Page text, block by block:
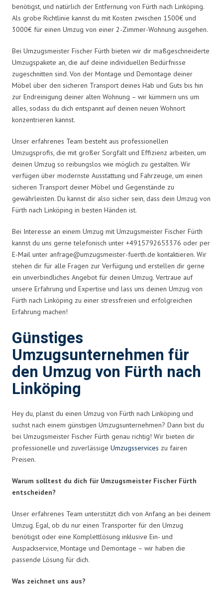
benötigst, und natürlich der Entfernung von Fürth nach Linköping.
Als grobe Richtlinie kannst du mit Kosten zwischen 1500€ und
3000€ für einen Umzug von einer 2-Zimmer-Wohnung ausgehen.
Bei Umzugsmeister Fischer Fürth bieten wir dir maßgeschneiderte
Umzugspakete an, die auf deine individuellen Bedürfnisse
zugeschnitten sind. Von der Montage und Demontage deiner
Möbel über den sicheren Transport deines Hab und Guts bis hin
zur Endreinigung deiner alten Wohnung – wir kümmern uns um
alles, sodass du dich entspannt auf deinen neuen Wohnort
konzentrieren kannst.
Unser erfahrenes Team besteht aus professionellen
Umzugsprofis, die mit großer Sorgfalt und Effizienz arbeiten, um
deinen Umzug so reibungslos wie möglich zu gestalten. Wir
verfügen über modernste Ausstattung und Fahrzeuge, um einen
sicheren Transport deiner Möbel und Gegenstände zu
gewährleisten. Du kannst dir also sicher sein, dass dein Umzug von
Fürth nach Linköping in besten Händen ist.
Bei Interesse an einem Umzug mit Umzugsmeister Fischer Fürth
kannst du uns gerne telefonisch unter +4915792653376 oder per
E-Mail unter anfrage@umzugsmeister-fuerth.de kontaktieren. Wir
stehen dir für alle Fragen zur Verfügung und erstellen dir gerne
ein unverbindliches Angebot für deinen Umzug. Vertraue auf
unsere Erfahrung und Expertise und lass uns deinen Umzug von
Fürth nach Linköping zu einer stressfreien und erfolgreichen
Erfahrung machen!
Günstiges
Umzugsunternehmen für
den Umzug von Fürth nach
Linköping
Hey du, planst du einen Umzug von Fürth nach Linköping und
suchst nach einem günstigen Umzugsunternehmen? Dann bist du
bei Umzugsmeister Fischer Fürth genau richtig! Wir bieten dir
professionelle und zuverlässige Umzugsservices zu fairen
Preisen.
Warum solltest du dich für Umzugsmeister Fischer Fürth
entscheiden?
Unser erfahrenes Team unterstützt dich von Anfang an bei deinem
Umzug. Egal, ob du nur einen Transporter für den Umzug
benötigst oder eine Komplettlösung inklusive Ein- und
Auspackservice, Montage und Demontage – wir haben die
passende Lösung für dich.
Was zeichnet uns aus?